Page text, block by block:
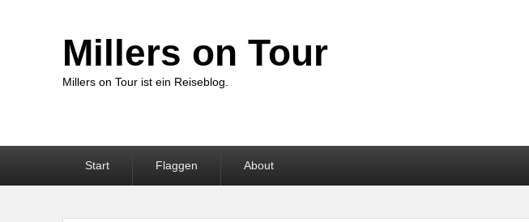
Millers on Tour
Millers on Tour ist ein Reiseblog.
Start Flaggen About